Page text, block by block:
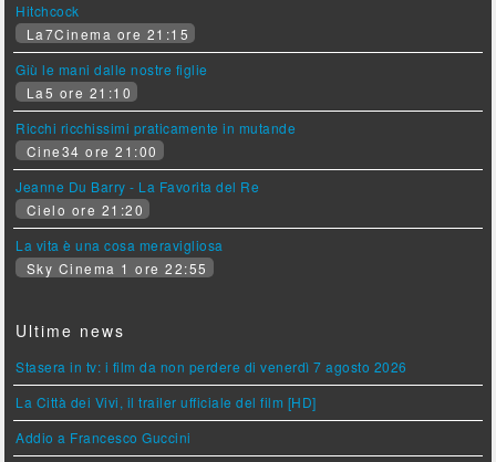
Hitchcock
La7Cinema ore 21:15
Giù le mani dalle nostre figlie
La5 ore 21:10
Ricchi ricchissimi praticamente in mutande
Cine34 ore 21:00
Jeanne Du Barry - La Favorita del Re
Cielo ore 21:20
La vita è una cosa meravigliosa
Sky Cinema 1 ore 22:55
Ultime news
Stasera in tv: i film da non perdere di venerdì 7 agosto 2026
La Città dei Vivi, il trailer ufficiale del film [HD]
Addio a Francesco Guccini